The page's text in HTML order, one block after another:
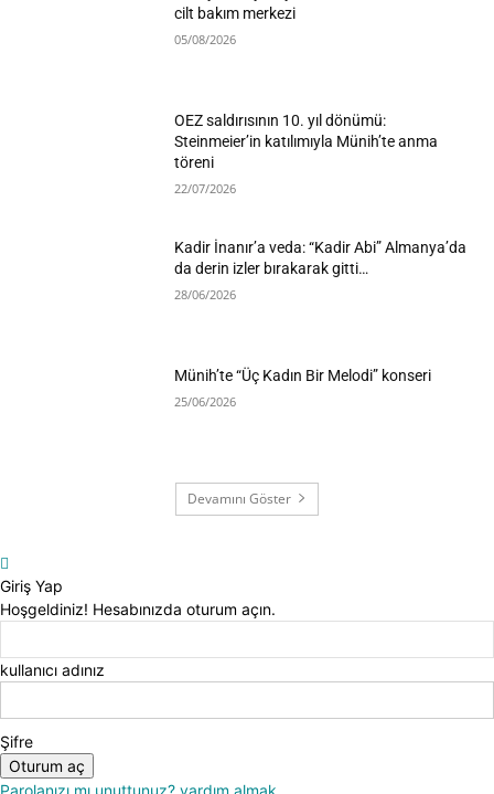
cilt bakım merkezi
05/08/2026
OEZ saldırısının 10. yıl dönümü:
Steinmeier’in katılımıyla Münih’te anma
töreni
22/07/2026
Kadir İnanır’a veda: “Kadir Abi” Almanya’da
da derin izler bırakarak gitti…
28/06/2026
Münih’te “Üç Kadın Bir Melodi” konseri
25/06/2026
Devamını Göster